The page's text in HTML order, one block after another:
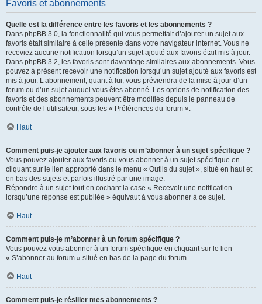
Favoris et abonnements
Quelle est la différence entre les favoris et les abonnements ?
Dans phpBB 3.0, la fonctionnalité qui vous permettait d’ajouter un sujet aux
favoris était similaire à celle présente dans votre navigateur internet. Vous ne
receviez aucune notification lorsqu’un sujet ajouté aux favoris était mis à jour.
Dans phpBB 3.2, les favoris sont davantage similaires aux abonnements. Vous
pouvez à présent recevoir une notification lorsqu’un sujet ajouté aux favoris est
mis à jour. L’abonnement, quant à lui, vous préviendra de la mise à jour d’un
forum ou d’un sujet auquel vous êtes abonné. Les options de notification des
favoris et des abonnements peuvent être modifiés depuis le panneau de
contrôle de l’utilisateur, sous les « Préférences du forum ».
Haut
Comment puis-je ajouter aux favoris ou m’abonner à un sujet spécifique ?
Vous pouvez ajouter aux favoris ou vous abonner à un sujet spécifique en
cliquant sur le lien approprié dans le menu « Outils du sujet », situé en haut et
en bas des sujets et parfois illustré par une image.
Répondre à un sujet tout en cochant la case « Recevoir une notification
lorsqu’une réponse est publiée » équivaut à vous abonner à ce sujet.
Haut
Comment puis-je m’abonner à un forum spécifique ?
Vous pouvez vous abonner à un forum spécifique en cliquant sur le lien
« S’abonner au forum » situé en bas de la page du forum.
Haut
Comment puis-je résilier mes abonnements ?